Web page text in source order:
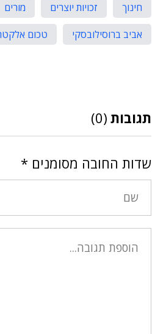
חינוך זכויות יוצרים מורים
אביב ברוסילובסקי
טכום
תגובות (0)
שדות החובה מסומנים *